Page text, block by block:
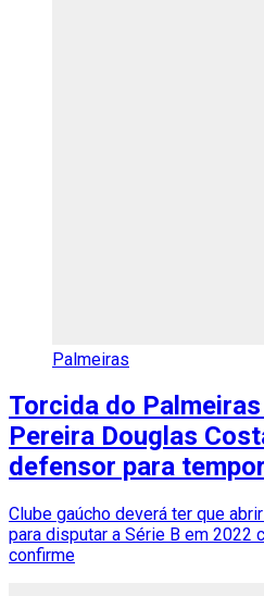
Palmeiras
Torcida do
Pereira Douglas
defensor para
Clube gaúcho deverá ter que
para disputar a Série B em 2022
confirme